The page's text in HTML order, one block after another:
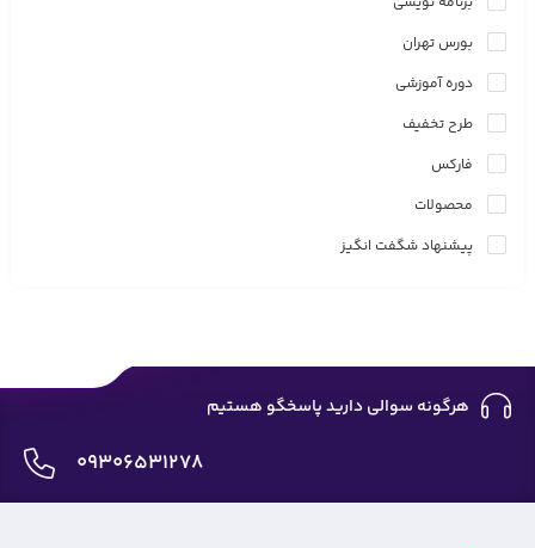
بورس تهران
دوره آموزشی
طرح تخفیف
فارکس
محصولات
پیشنهاد شگفت انگیز
هرگونه سوالی دارید پاسخگو هستیم
09306531278